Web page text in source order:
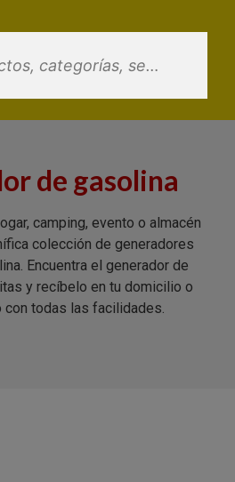
de gasolina
camping, evento o almacén
colección de generadores
Encuentra el generador de
y recíbelo en tu domicilio o
con todas las facilidades.